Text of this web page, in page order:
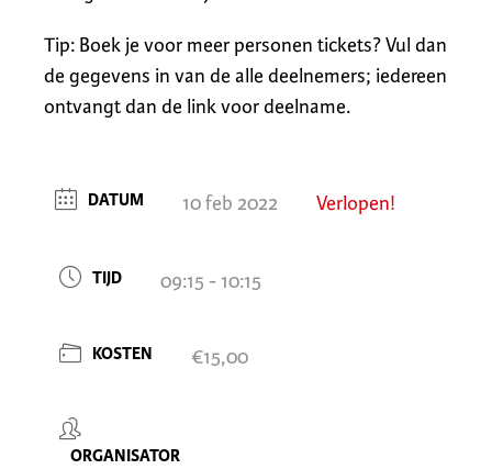
Tip: Boek je voor meer personen tickets? Vul dan
de gegevens in van de alle deelnemers; iedereen
ontvangt dan de link voor deelname.
DATUM 10 feb 2022 Verlopen!
TIJD 09:15 - 10:15
KOSTEN €15,00
ORGANISATOR